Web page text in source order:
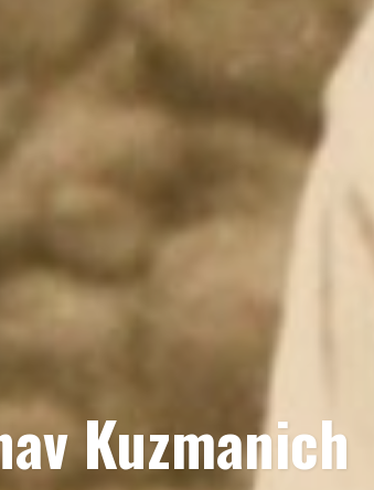
Kuzmanich